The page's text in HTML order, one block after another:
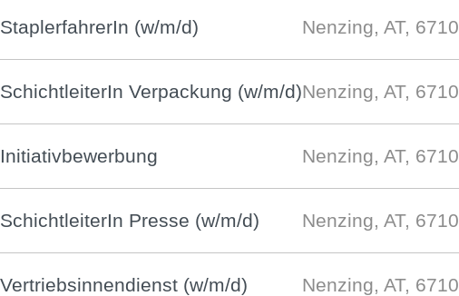
StaplerfahrerIn (w/m/d) Nenzing, AT, 6710
SchichtleiterIn Verpackung (w/m/d)Nenzing, AT, 6710
Initiativbewerbung Nenzing, AT, 6710
SchichtleiterIn Presse (w/m/d) Nenzing, AT, 6710
Vertriebsinnendienst (w/m/d) Nenzing, AT, 6710